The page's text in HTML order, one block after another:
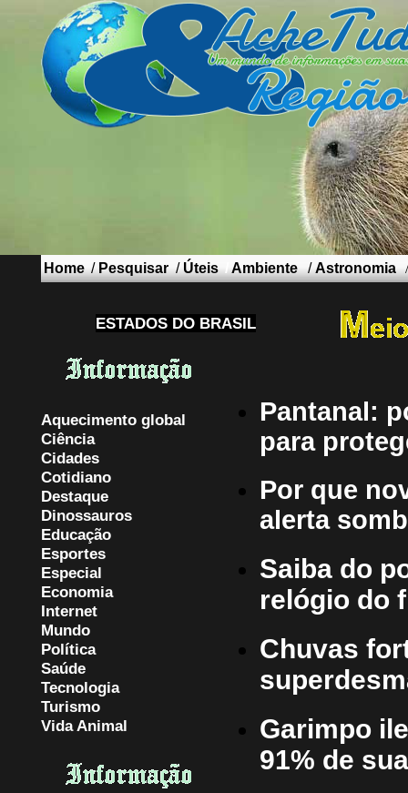
Home / Pesquisar / Úteis /Ambiente /Astronomia
ESTADOS DO BRASIL
Aquecimento global
Ciência
Cidades
Cotidiano
Destaque
Dinossauros
Educação
Esportes
Especial
Economia
Internet
Mundo
Política
Saúde
Tecnologia
Turismo
Vida Animal
Pantanal:
para
Por que
alerta
Saiba do
relógio do
Chuvas
Garimpo
91% de